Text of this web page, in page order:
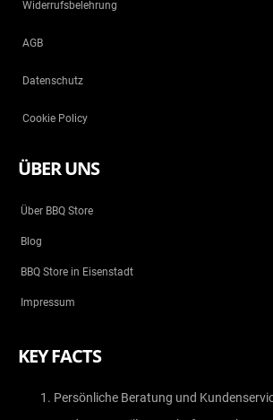
Widerrufsbelehrung
AGB
Datenschutz
Cookie Policy
ÜBER UNS
Über BBQ Store
Blog
BBQ Store in Eisenstadt
Impressum
KEY FACTS
Persönliche Beratung und